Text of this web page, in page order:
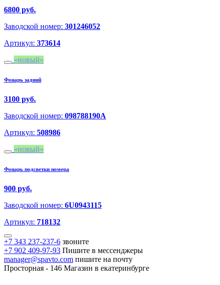
6800 руб.
Заводской номер: 301246052
Артикул: 373614
новый
Фонарь задний
3100 руб.
Заводской номер: 098788190A
Артикул: 508986
новый
Фонарь подсветки номера
900 руб.
Заводской номер: 6U0943115
Артикул: 718132
+7 343 237-237-6 звоните
+7 902 409-97-93 Пишите в мессенджеры
manager@spavto.com пишите на почту
Просторная - 146 Магазин в екатеринбурге